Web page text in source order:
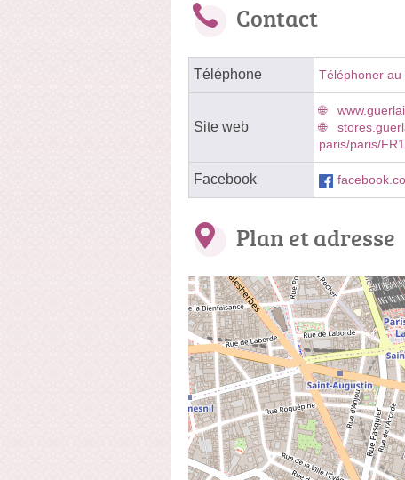
Contact
Téléphone Téléphoner
Site web
paris/paris/
Facebook
Plan et adresse